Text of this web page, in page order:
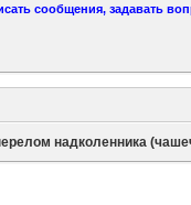
сообщения, задавать
надколенника